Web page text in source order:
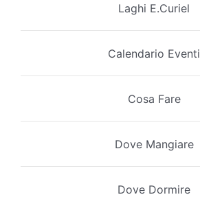
Laghi E.Curiel
Calendario Eventi
Cosa Fare
Dove Mangiare
Dove Dormire